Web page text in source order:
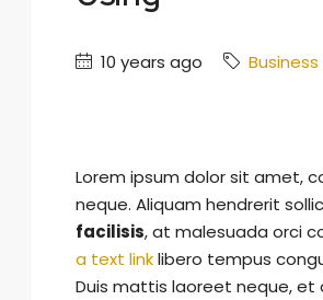
10 years ago Business
Lorem ipsum dolor sit amet,
neque. Aliquam hendrerit
facilisis, at malesuada orci
a text linklibero tempus
Duis mattis laoreet neque, et